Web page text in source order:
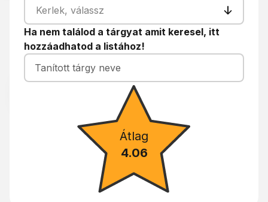
Kerlek, válassz
Ha nem találod a tárgyat amit keresel, itt
hozzáadhatod a listához!
Átlag
4.06